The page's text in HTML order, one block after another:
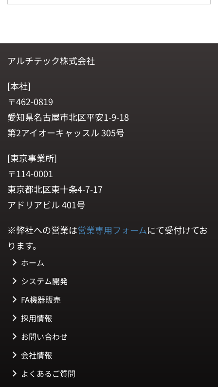
アルチテック株式会社
[本社]
〒462-0819
愛知県名古屋市北区平安1-9-18
第2アイオーキャッスル 305号
[東京事業所]
〒114-0001
東京都北区東十条4-7-17
アドリアビル 401号
※弊社への営業は営業専用フォームにて受付けてお
ります。
ホーム
システム開発
FA機器販売
採用情報
お問い合わせ
会社情報
よくあるご質問